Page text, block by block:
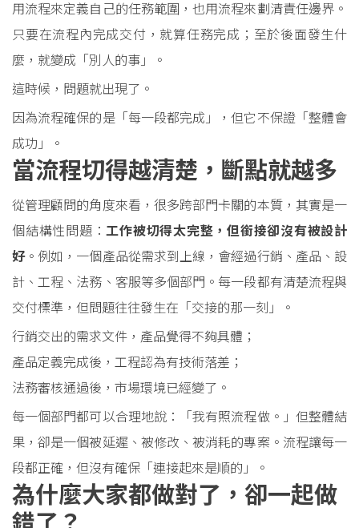
用流程來定義自己的任務範圍，也用流程來劃清責任邊界。
只要在流程內完成交付，就算任務完成；至於後面發生什
麼，就變成「別人的事」。
這時候，問題就出現了。
因為流程確保的是「每一段都完成」，但它不保證「整體會
成功」。
當流程切得越清楚，斷點就越多
從管理顧問的角度來看，很多跨部門卡關的本質，其實是一
個結構性問題：工作被切得太完整，但銜接卻沒有被設計
好。例如，一個產品從需求到上線，會經過行銷、產品、設
計、工程、法務、客服等多個部門。每一段都有清楚流程與
交付標準，但問題往往發生在「交接的那一刻」。
行銷交出的需求文件，產品覺得不夠具體；
產品定義完成後，工程認為有技術落差；
法務審核通過後，市場環境已經變了。
每一個部門都可以合理地說：「我有照流程做。」但整體結
果，卻是一個被延遲、被修改、被消耗的專案。流程讓每一
段都正確，但沒有確保「連接起來是順的」。
為什麼大家都做對了，卻一起做